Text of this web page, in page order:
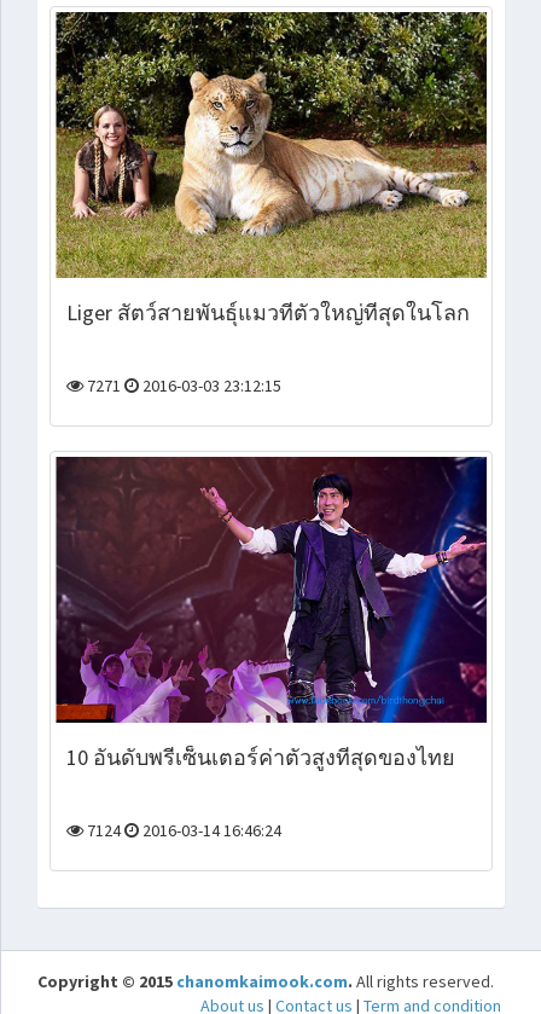
Liger สัตว์สายพันธุ์แมวที่ตัวใหญ่ที่สุดในโลก
7271 2016-03-03 23:12:15
10 อันดับพรีเซ็นเตอร์ค่าตัวสูงที่สุดของไทย
7124 2016-03-14 16:46:24
Copyright © 2015 chanomkaimook.com. All rights reserved.
About us | Contact us | Term and condition